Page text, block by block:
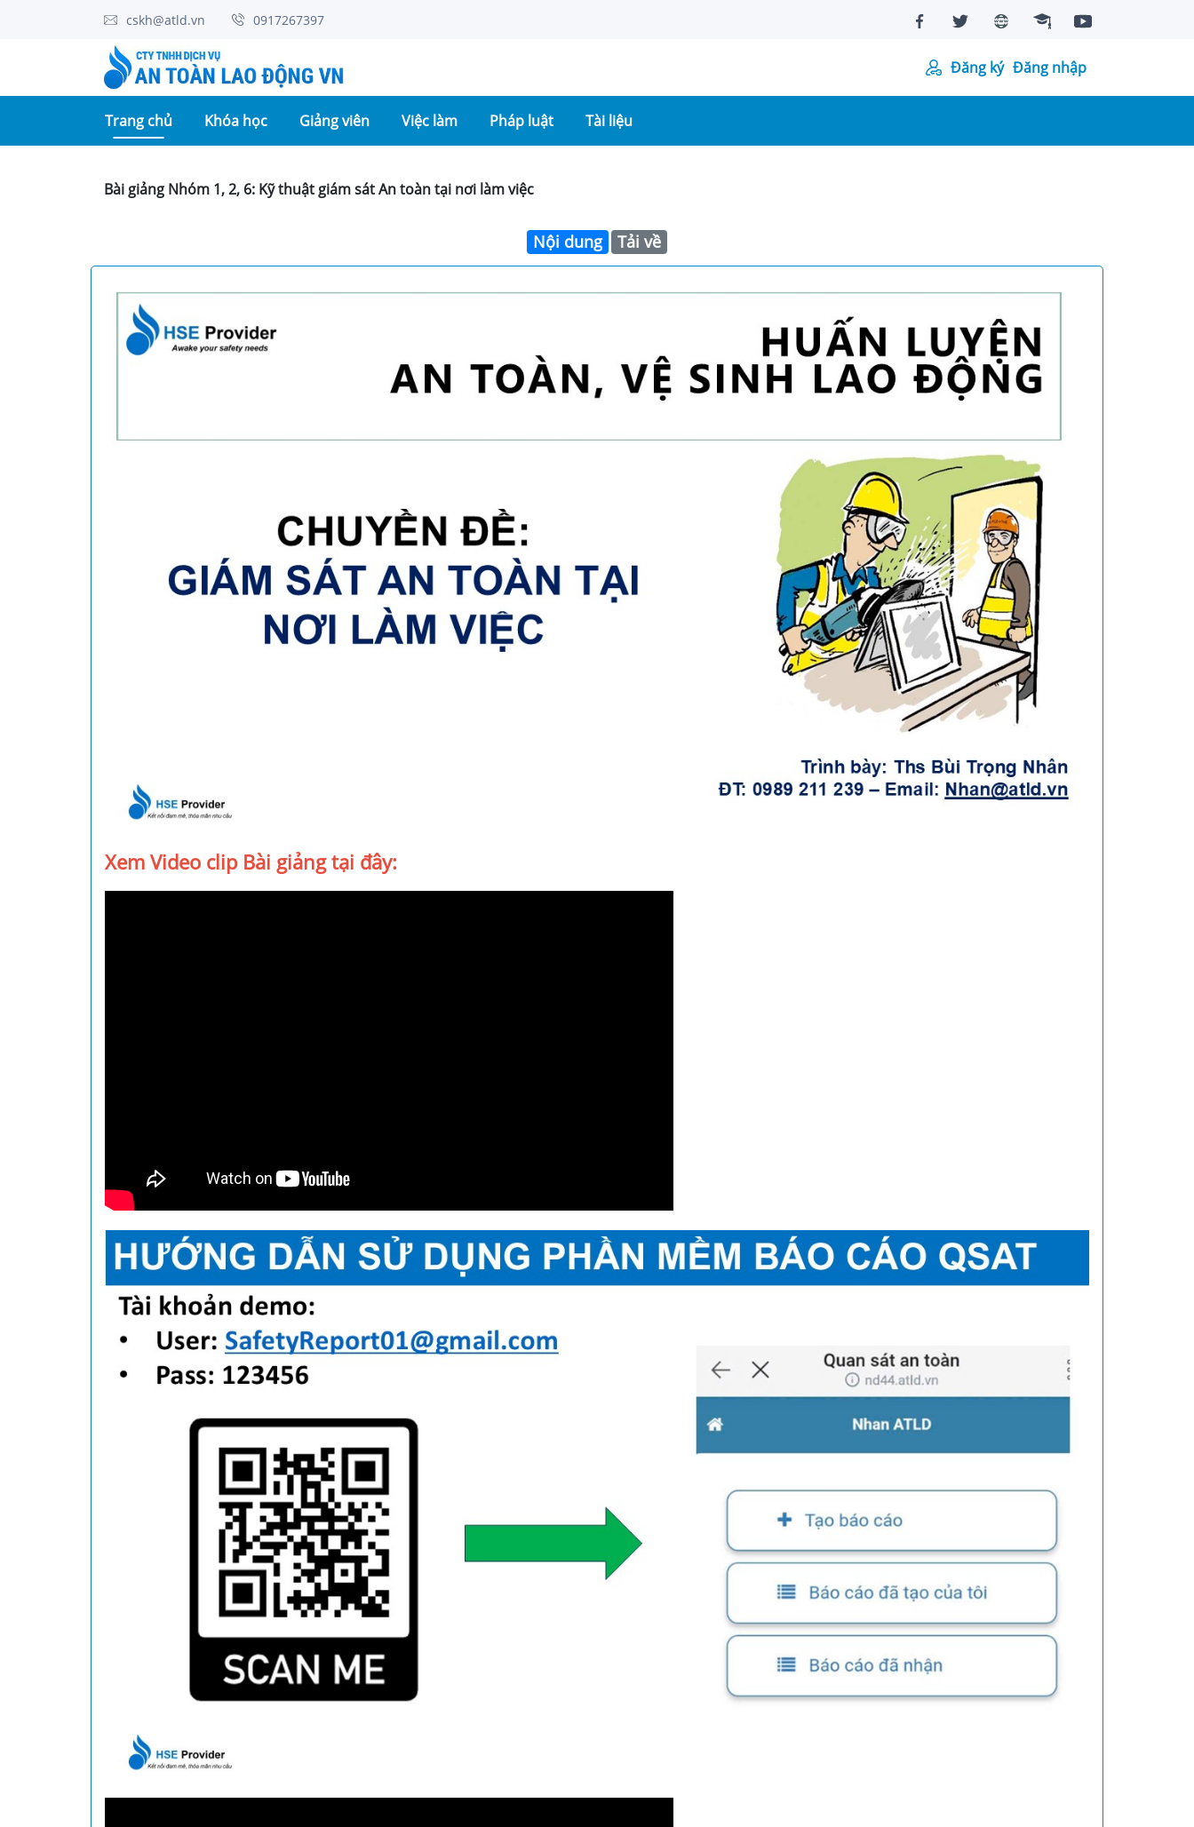
cskh@atld.vn 0917267397
Đăng ký Đăng nhập
Trang chủ(current)Khóa học Giảng viên Việc làm Pháp luật Tài liệu
Bài giảng Nhóm 1, 2, 6: Kỹ thuật giám sát An toàn tại nơi làm việc
Nội dung Tải về
Xem Video clip Bài giảng tại đây: